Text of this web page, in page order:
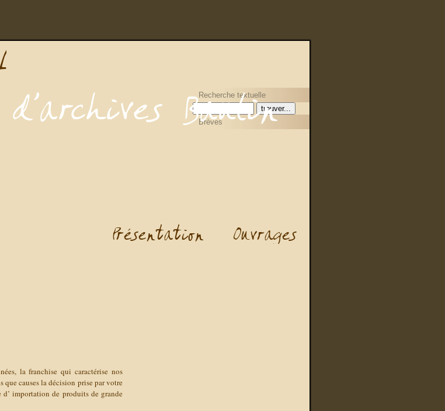
Recherche textuelle
Brèves
la franchise qui caractérise nos
que causes la décision prise par votre
importation de produits de grande